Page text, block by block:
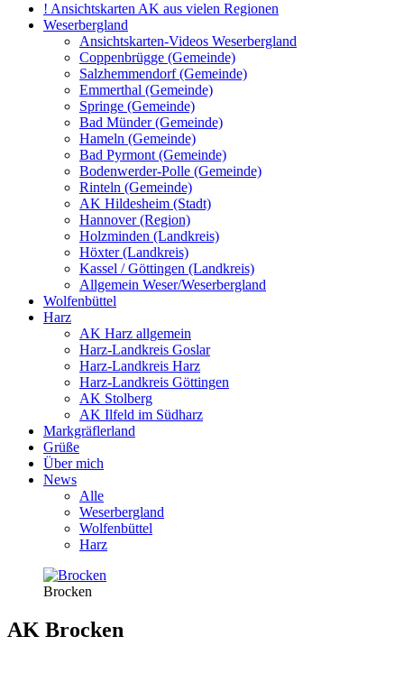
! Ansichtskarten AK aus vielen Regionen
Weserbergland
Ansichtskarten-Videos Weserbergland
Coppenbrügge (Gemeinde)
Salzhemmendorf (Gemeinde)
Emmerthal (Gemeinde)
Springe (Gemeinde)
Bad Münder (Gemeinde)
Hameln (Gemeinde)
Bad Pyrmont (Gemeinde)
Bodenwerder-Polle (Gemeinde)
Rinteln (Gemeinde)
AK Hildesheim (Stadt)
Hannover (Region)
Holzminden (Landkreis)
Höxter (Landkreis)
Kassel / Göttingen (Landkreis)
Allgemein Weser/Weserbergland
Wolfenbüttel
Harz
AK Harz allgemein
Harz-Landkreis Goslar
Harz-Landkreis Harz
Harz-Landkreis Göttingen
AK Stolberg
AK Ilfeld im Südharz
Markgräflerland
Grüße
Über mich
News
Alle
Weserbergland
Wolfenbüttel
Harz
Brocken
AK Brocken